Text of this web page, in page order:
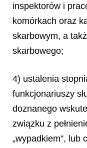
inspektorów i
komórkach oraz
skarbowym, a
skarbowego;
4) ustalenia
funkcjonariuszy
doznanego
związku z
„wypadkiem”, lub